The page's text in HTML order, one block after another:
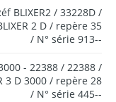
BLIXER2 / 33228D /
2 D / repère 35
/ N° série 913--
- 22388 / 22388 /
3 D 3000 / repère 28
/ N° série 445--